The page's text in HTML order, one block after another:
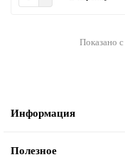
Показано
Информация
Полезное